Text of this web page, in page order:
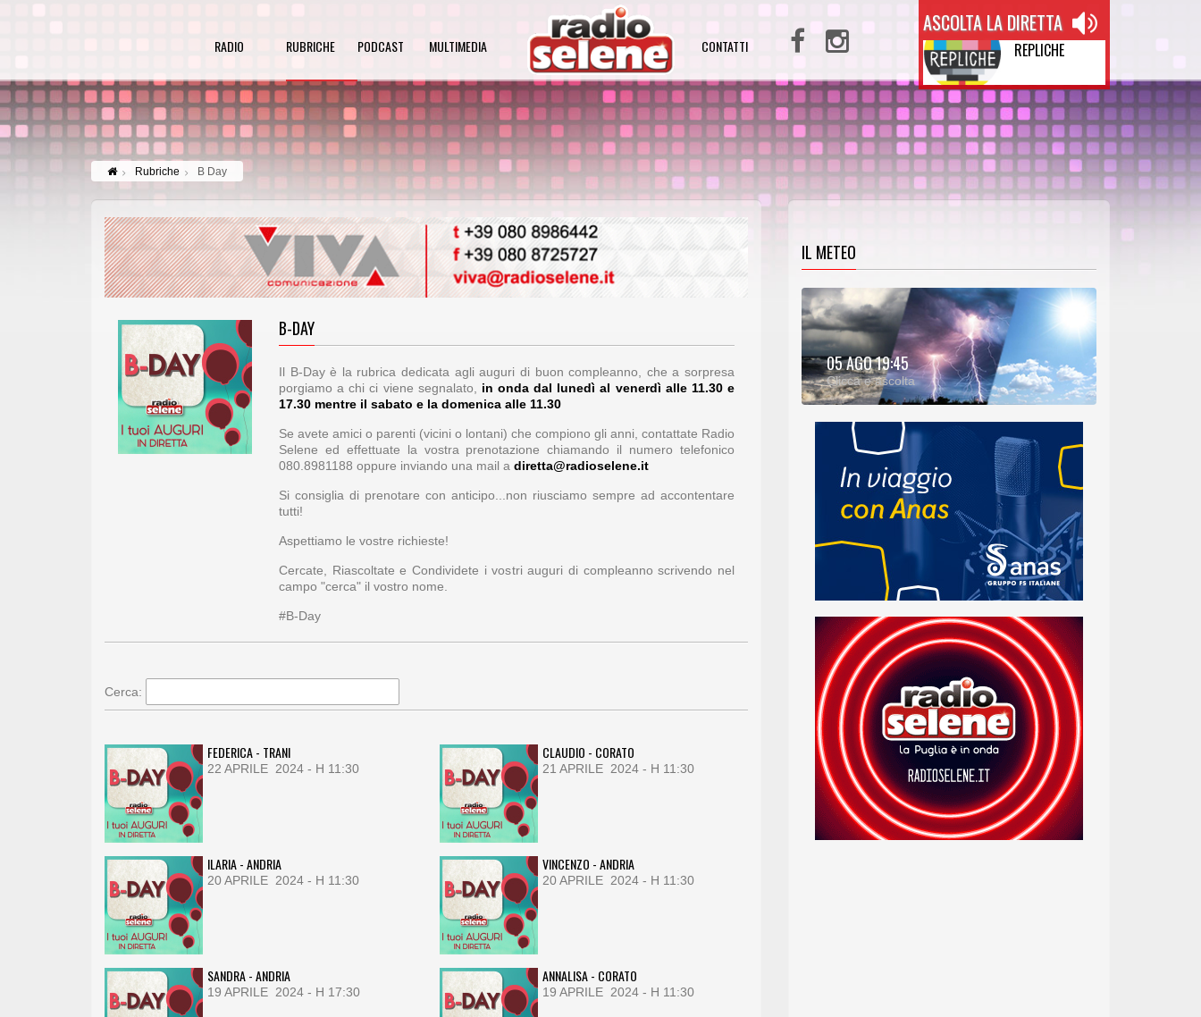
RADIO RUBRICHE PODCAST MULTIMEDIA CONTATTI
ASCOLTA LA DIRETTA
REPLICHE
Rubriche B Day
B-DAY
Il B-Day è la rubrica dedicata agli auguri di buon compleanno, che a sorpresa
porgiamo a chi ci viene segnalato, in ondadal lunedì al venerdì alle 11.30 e
17.30 mentre il sabato e la domenica alle 11.30
Se avete amici o parenti (vicini o lontani) che compiono gli anni, contattate Radio
Selene ed effettuate la vostra prenotazione chiamando il numero telefonico
080.8981188 oppure inviando una mail a diretta@radioselene.it
Si consiglia di prenotare con anticipo...non riusciamo sempre ad accontentare
tutti!
Aspettiamo le vostre richieste!
Cercate, Riascoltate e Condividete i vostri auguri di compleanno scrivendo nel
campo "cerca" il vostro nome.
#B-Day
Cerca:
FEDERICA - TRANI
22 APRILE 2024 - H 11:30
CLAUDIO - CORATO
21 APRILE 2024 - H 11:30
ILARIA - ANDRIA
20 APRILE 2024 - H 11:30
VINCENZO - ANDRIA
20 APRILE 2024 - H 11:30
SANDRA - ANDRIA
19 APRILE 2024 - H 17:30
ANNALISA - CORATO
19 APRILE 2024 - H 11:30
IL METEO
05 AGO 19:45
Clicca e ascolta
METEO:
00:00
00:26